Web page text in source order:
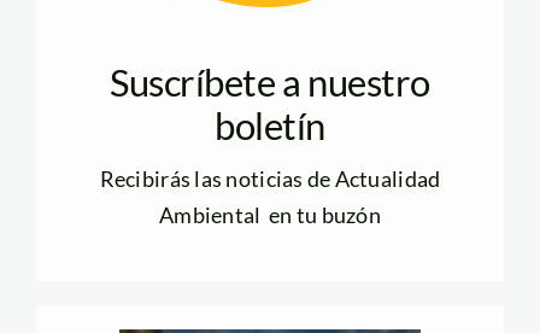
Suscríbete a nuestro
boletín
Recibirás las noticias de Actualidad
Ambiental en tu buzón